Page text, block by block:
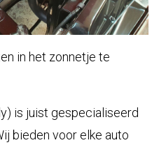
in het zonnetje te
is juist gespecialiseerd
bieden voor elke auto